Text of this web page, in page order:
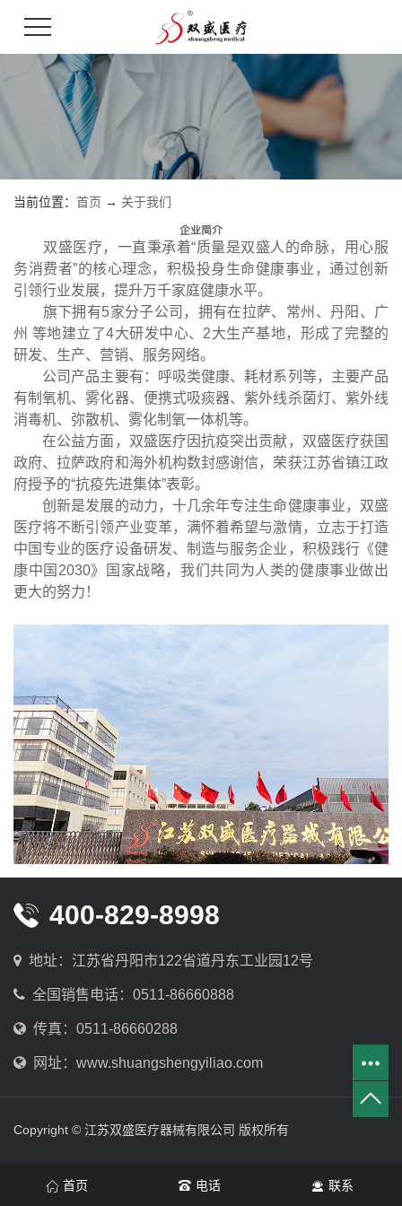
当前位置： 首页 → 关于我们
企业简介
双盛医疗，一直秉承着“质量是双盛人的命脉，用心服
务消费者”的核心理念，积极投身生命健康事业，通过创新
引领行业发展，提升万千家庭健康水平。
旗下拥有5家分子公司，拥有在拉萨、常州、丹阳、广
州 等地建立了4大研发中心、2大生产基地，形成了完整的
研发、生产、营销、服务网络。
公司产品主要有：呼吸类健康、耗材系列等，主要产品
有制氧机、雾化器、便携式吸痰器、紫外线杀菌灯、紫外线
消毒机、弥散机、雾化制氧一体机等。
在公益方面，双盛医疗因抗疫突出贡献，双盛医疗获国
政府、拉萨政府和海外机构数封感谢信，荣获江苏省镇江政
府授予的“抗疫先进集体”表彰。
创新是发展的动力，十几余年专注生命健康事业，双盛
医疗将不断引领产业变革，满怀着希望与激情，立志于打造
中国专业的医疗设备研发、制造与服务企业，积极践行《健
康中国2030》国家战略，我们共同为人类的健康事业做出
更大的努力！
400-829-8998
地址：江苏省丹阳市122省道丹东工业园12号
全国销售电话：0511-86660888
传真：0511-86660288
网址：www.shuangshengyiliao.com
Copyright © 江苏双盛医疗器械有限公司 版权所有
首页 电话 联系